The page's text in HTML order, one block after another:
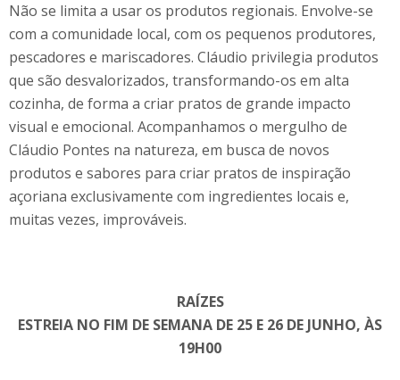
Não se limita a usar os produtos regionais. Envolve-se
com a comunidade local, com os pequenos produtores,
pescadores e mariscadores. Cláudio privilegia produtos
que são desvalorizados, transformando-os em alta
cozinha, de forma a criar pratos de grande impacto
visual e emocional. Acompanhamos o mergulho de
Cláudio Pontes na natureza, em busca de novos
produtos e sabores para criar pratos de inspiração
açoriana exclusivamente com ingredientes locais e,
muitas vezes, improváveis.
RAÍZES
ESTREIA NO FIM DE SEMANA DE 25 E 26 DE JUNHO, ÀS
19H00